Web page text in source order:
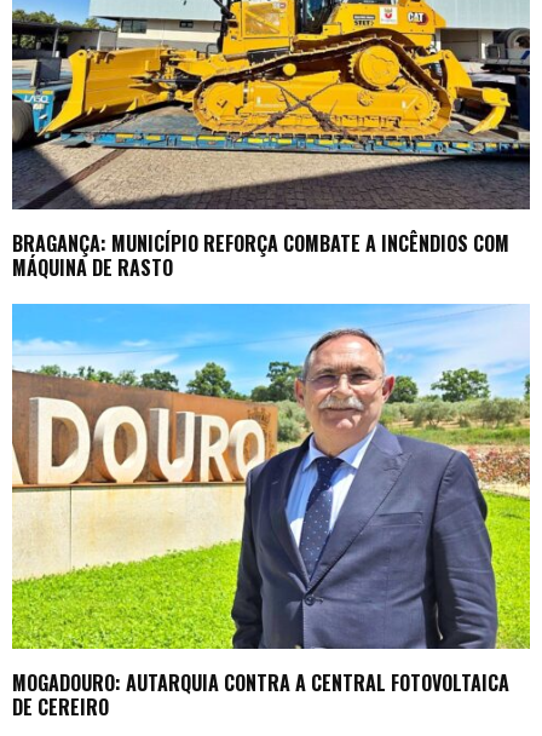
BRAGANÇA: MUNICÍPIO REFORÇA COMBATE A INCÊNDIOS COM
MÁQUINA DE RASTO
MOGADOURO: AUTARQUIA CONTRA A CENTRAL FOTOVOLTAICA
DE CEREIRO